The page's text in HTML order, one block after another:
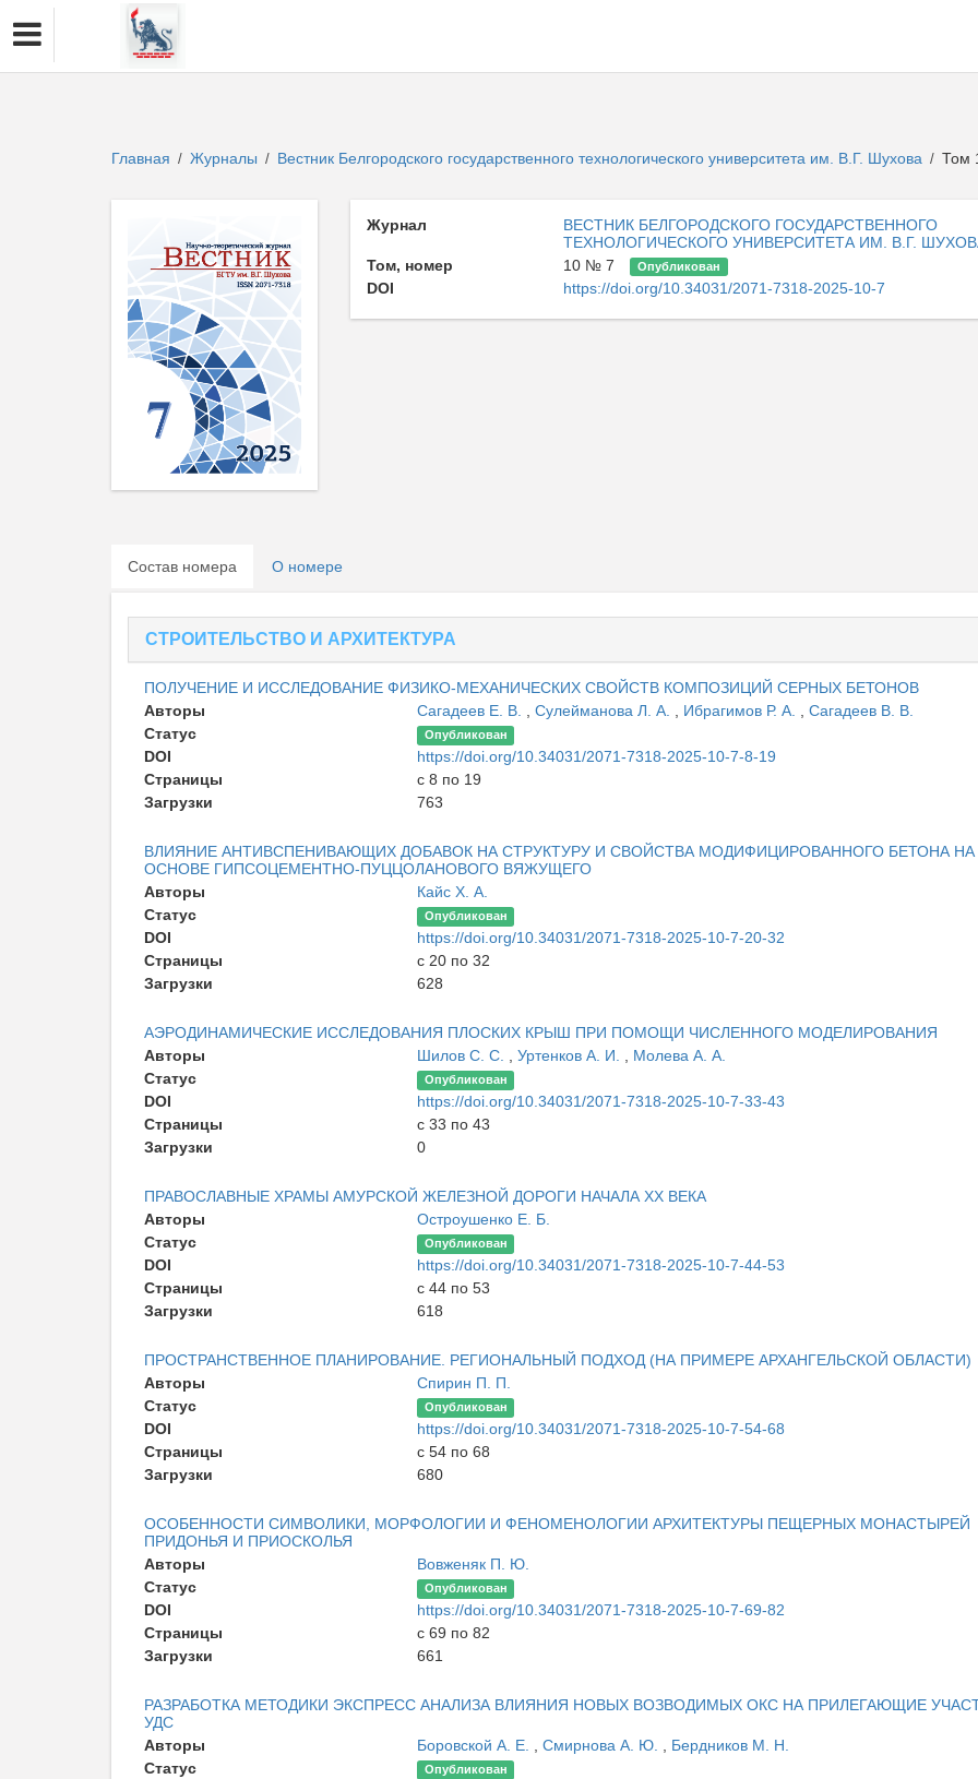
Главная / Журналы / Вестник Белгородского государственного технологического университета им. В.Г. Шухова / Том
Журнал
ВЕСТНИК БЕЛГОРОДСКОГО ГОСУДАРСТВЕННОГО
ТЕХНОЛОГИЧЕСКОГО УНИВЕРСИТЕТА ИМ. В.Г.
Том, номер
10 № 7 Опубликован
DOI https://doi.org/10.34031/2071-7318-2025-10-7
Состав номера О номере
СТРОИТЕЛЬСТВО И АРХИТЕКТУРА
ПОЛУЧЕНИЕ И ИССЛЕДОВАНИЕ ФИЗИКО-МЕХАНИЧЕСКИХ СВОЙСТВ КОМПОЗИЦИЙ СЕРНЫХ БЕТОНОВ
Авторы
Сагадеев Е. В. , Сулейманова Л. А. , Ибрагимов Р. А. , Сагадеев В. В.
Статус
Опубликован
DOI
https://doi.org/10.34031/2071-7318-2025-10-7-8-19
Страницы
с 8 по 19
Загрузки
763
ВЛИЯНИЕ АНТИВСПЕНИВАЮЩИХ ДОБАВОК НА СТРУКТУРУ И СВОЙСТВА МОДИФИЦИРОВАННОГО БЕТОНА НА
ОСНОВЕ ГИПСОЦЕМЕНТНО-ПУЦЦОЛАНОВОГО ВЯЖУЩЕГО
Авторы
Кайс Х. А.
Статус
Опубликован
DOI
https://doi.org/10.34031/2071-7318-2025-10-7-20-32
Страницы
с 20 по 32
Загрузки
628
АЭРОДИНАМИЧЕСКИЕ ИССЛЕДОВАНИЯ ПЛОСКИХ КРЫШ ПРИ ПОМОЩИ ЧИСЛЕННОГО МОДЕЛИРОВАНИЯ
Авторы
Шилов С. С. , Уртенков А. И. , Молева А. А.
Статус
Опубликован
DOI
https://doi.org/10.34031/2071-7318-2025-10-7-33-43
Страницы
с 33 по 43
Загрузки
0
ПРАВОСЛАВНЫЕ ХРАМЫ АМУРСКОЙ ЖЕЛЕЗНОЙ ДОРОГИ НАЧАЛА XX ВЕКА
Авторы
Остроушенко Е. Б.
Статус
Опубликован
DOI
https://doi.org/10.34031/2071-7318-2025-10-7-44-53
Страницы
с 44 по 53
Загрузки
618
ПРОСТРАНСТВЕННОЕ ПЛАНИРОВАНИЕ. РЕГИОНАЛЬНЫЙ ПОДХОД (НА ПРИМЕРЕ АРХАНГЕЛЬСКОЙ ОБЛАСТИ)
Авторы
Спирин П. П.
Статус
Опубликован
DOI
https://doi.org/10.34031/2071-7318-2025-10-7-54-68
Страницы
с 54 по 68
Загрузки
680
ОСОБЕННОСТИ СИМВОЛИКИ, МОРФОЛОГИИ И ФЕНОМЕНОЛОГИИ АРХИТЕКТУРЫ ПЕЩЕРНЫХ МОНАСТЫРЕЙ
ПРИДОНЬЯ И ПРИОСКОЛЬЯ
Авторы
Вовженяк П. Ю.
Статус
Опубликован
DOI
https://doi.org/10.34031/2071-7318-2025-10-7-69-82
Страницы
с 69 по 82
Загрузки
661
РАЗРАБОТКА МЕТОДИКИ ЭКСПРЕСС АНАЛИЗА ВЛИЯНИЯ НОВЫХ ВОЗВОДИМЫХ ОКС НА ПРИЛЕГАЮЩИЕ
УДС
Авторы
Боровской А. Е. , Смирнова А. Ю. , Бердников М. Н.
Статус
Опубликован